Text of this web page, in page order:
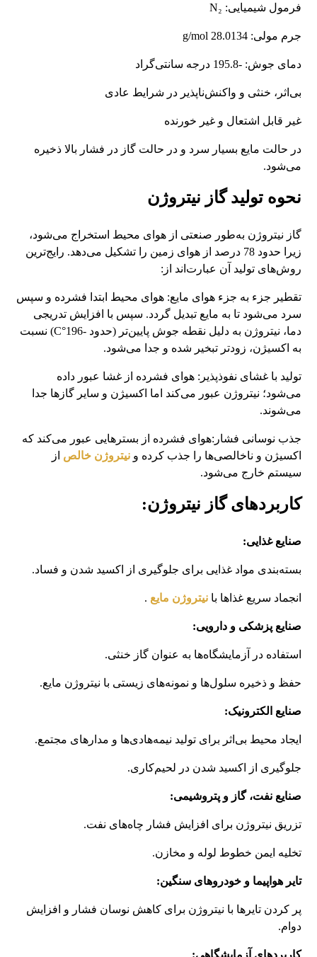
فرمول شیمیایی: N₂
جرم مولی: 28.0134 g/mol
دمای جوش: -195.8 درجه سانتی‌گراد
بی‌اثر، خنثی و واکنش‌ناپذیر در شرایط عادی
غیر قابل اشتعال و غیر خورنده
در حالت مایع بسیار سرد و در حالت گاز در فشار بالا ذخیره
می‌شود.
نحوه تولید گاز نیتروژن
گاز نیتروژن به‌طور صنعتی از هوای محیط استخراج می‌شود،
زیرا حدود 78 درصد از هوای زمین را تشکیل می‌دهد. رایج‌ترین
روش‌های تولید آن عبارت‌اند از:
تقطیر جزء به جزء هوای مایع: هوای محیط ابتدا فشرده و سپس
سرد می‌شود تا به مایع تبدیل گردد. سپس با افزایش تدریجی
دما، نیتروژن به دلیل نقطه جوش پایین‌تر (حدود -196°C) نسبت
به اکسیژن، زودتر تبخیر شده و جدا می‌شود.
تولید با غشای نفوذپذیر: هوای فشرده از غشا عبور داده
می‌شود؛ نیتروژن عبور می‌کند اما اکسیژن و سایر گازها جدا
می‌شوند.
جذب نوسانی فشار:هوای فشرده از بسترهایی عبور می‌کند که
اکسیژن و ناخالصی‌ها را جذب کرده و نیتروژن خالص از
سیستم خارج می‌شود.
کاربردهای گاز نیتروژن:
صنایع غذایی:
بسته‌بندی مواد غذایی برای جلوگیری از اکسید شدن و فساد.
انجماد سریع غذاها بانیتروژن مایع .
صنایع پزشکی و دارویی:
استفاده در آزمایشگاه‌ها به عنوان گاز خنثی.
حفظ و ذخیره سلول‌ها و نمونه‌های زیستی با نیتروژن مایع.
صنایع الکترونیک:
ایجاد محیط بی‌اثر برای تولید نیمه‌هادی‌ها و مدارهای مجتمع.
جلوگیری از اکسید شدن در لحیم‌کاری.
صنایع نفت، گاز و پتروشیمی:
تزریق نیتروژن برای افزایش فشار چاه‌های نفت.
تخلیه ایمن خطوط لوله و مخازن.
تایر هواپیما و خودروهای سنگین:
پر کردن تایرها با نیتروژن برای کاهش نوسان فشار و افزایش
دوام.
کاربردهای آزمایشگاهی: